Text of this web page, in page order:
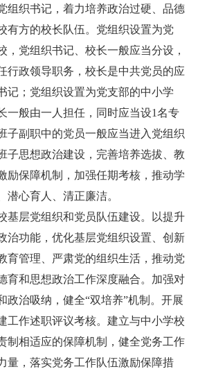
组织书记，着力培养政治过硬、品德
有方的校长队伍。党组织设置为党
，党组织书记、校长一般应当分设，
行政领导职务，校长是中共党员的应
记；党组织设置为党支部的中小学
一般由一人担任，同时应当设1名专
子副职中的党员一般应当进入党组织
子思想政治建设，完善培养选拔、教
励保障机制，加强任期考核，推动学
潜心育人、清正廉洁。
基层党组织和党员队伍建设。以提升
治功能，优化基层党组织设置、创新
育管理、严肃党的组织生活，推动党
育和思想政治工作深度融合。加强对
政治吸纳，健全“双培养”机制。开展
工作述职评议考核。建立与中小学校
制相适应的保障机制，健全党务工作
量，落实党务工作队伍激励保障措